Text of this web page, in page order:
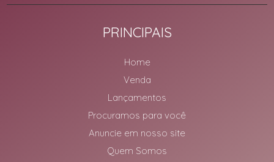
PRINCIPAIS
Home
Venda
Lançamentos
Procuramos para você
Anuncie em nosso site
Quem Somos